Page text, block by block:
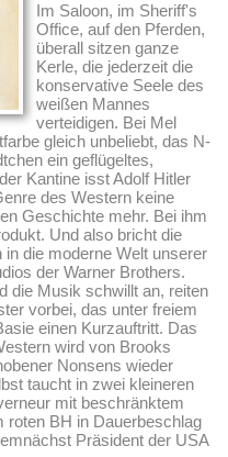
Im Saloon, im Sheriff's
Office, auf den Pferden,
überall sitzen ganze
Kerle, die jederzeit die
konservative Seele des
weißen Mannes
verteidigen. Bei Mel
gleich unbeliebt, das N-
ein geflügeltes,
Kantine isst Adolf Hitler
des Western keine
Geschichte mehr. Bei ihm
Und also bricht die
die moderne Welt unserer
der Warner Brothers.
die Musik schwillt an, reiten
vorbei, das unter freiem
einen Kurzauftritt. Das
wird von Brooks
Nonsens wieder
taucht in zwei kleineren
mit beschränktem
roten BH in Dauerbeschlag
Präsident der USA